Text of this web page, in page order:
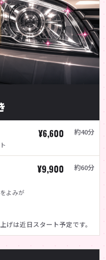
¥6,600 約40分
よみが
¥9,900 約60分
げは近日スタート予定です。